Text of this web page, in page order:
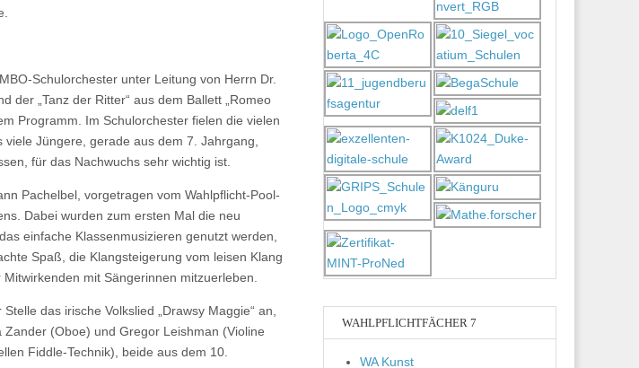
Schulorchester unter Leitung von Herrn Dr.
der „Tanz der Ritter“ aus dem Ballett „Romeo
Programm. Im Schulorchester fielen die vielen
Jüngere, gerade aus dem 7. Jahrgang,
für das Nachwuchs sehr wichtig ist.
Pachelbel, vorgetragen vom Wahlpflicht-Pool-
Dabei wurden zum ersten Mal die neu
einfache Klassenmusizieren genutzt werden,
Spaß, die Klangsteigerung vom leisen Klang
mit Sängerinnen mitzuerleben.
das irische Volkslied „Drawsy Maggie“ an,
(Oboe) und Gregor Leishman (Violine
Fiddle-Technik), beide aus dem 10.
WAHLPFLICHTFÄCHER 7
WA Kunst